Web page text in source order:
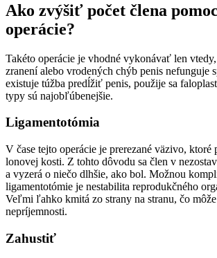
Ako zvýšiť počet člena
operácie?
Takéto operácie je vhodné vykonávať len
zranení alebo vrodených chýb penis nefunguje
existuje túžba predĺžiť penis, použije sa
typy sú najobľúbenejšie.
Ligamentotómia
V čase tejto operácie je prerezané väzivo, ktoré
lonovej kosti. Z tohto dôvodu sa člen v
a vyzerá o niečo dlhšie, ako bol. Možnou
ligamentotómie je nestabilita reprodukčného
Veľmi ľahko kmitá zo strany na stranu, čo
nepríjemnosti.
Zahustiť